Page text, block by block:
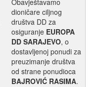
Obavještavamo
dioničare ciljnog
društva DD za
osiguranje EUROPA
DD SARAJEVO, o
dostavljenoj ponudi za
preuzimanje društva
od strane ponudioca
BAJROVIĆ RASIMA.